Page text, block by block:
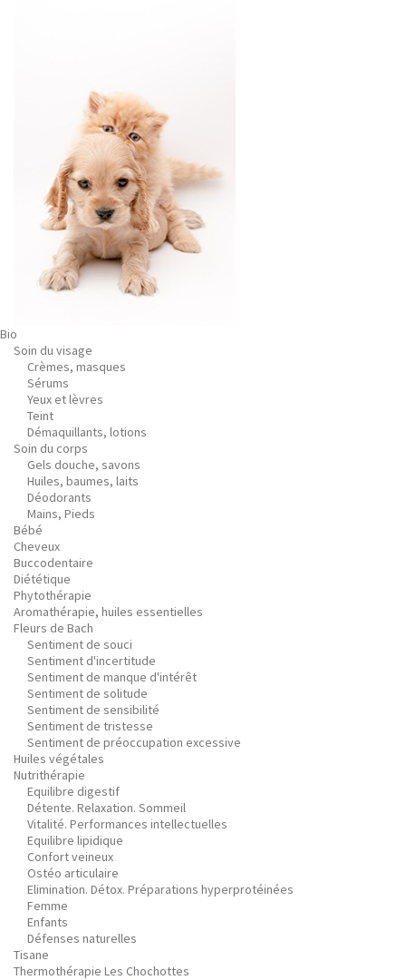
Bio
Soin du visage
Crèmes, masques
Sérums
Yeux et lèvres
Teint
Démaquillants, lotions
Soin du corps
Gels douche, savons
Huiles, baumes, laits
Déodorants
Mains, Pieds
Bébé
Cheveux
Buccodentaire
Diététique
Phytothérapie
Aromathérapie, huiles essentielles
Fleurs de Bach
Sentiment de souci
Sentiment d'incertitude
Sentiment de manque d'intérêt
Sentiment de solitude
Sentiment de sensibilité
Sentiment de tristesse
Sentiment de préoccupation excessive
Huiles végétales
Nutrithérapie
Equilibre digestif
Détente. Relaxation. Sommeil
Vitalité. Performances intellectuelles
Equilibre lipidique
Confort veineux
Ostéo articulaire
Elimination. Détox. Préparations hyperprotéinées
Femme
Enfants
Défenses naturelles
Tisane
Thermothérapie Les Chochottes